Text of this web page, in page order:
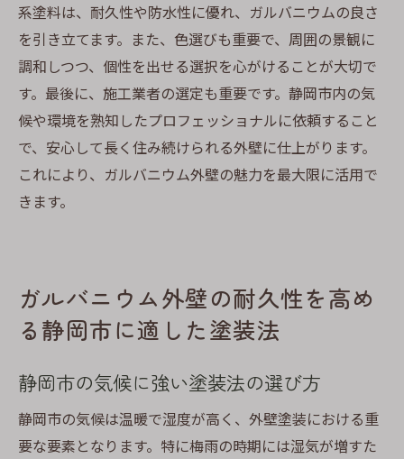
ガルバニウム外壁の塗装で住まいをより魅力的
にする方法
静岡市での外壁塗装で住まいを一新するア
イデア
ガルバニウムで作る美しい外観の実現方法
デザイン性を高めるガルバニウムの活用法
ガルバニウムと他素材の組み合わせで住ま
いを魅力的に
系塗料は、耐久性や防水性に優れ、ガルバニウムの良さ
を引き立てます。また、色選びも重要で、周囲の景観に
調和しつつ、個性を出せる選択を心がけることが大切で
す。最後に、施工業者の選定も重要です。静岡市内の気
候や環境を熟知したプロフェッショナルに依頼すること
で、安心して長く住み続けられる外壁に仕上がります。
これにより、ガルバニウム外壁の魅力を最大限に活用で
きます。
ガルバニウム外壁の耐久性を高め
る静岡市に適した塗装法
静岡市の気候に強い塗装法の選び方
静岡市の気候は温暖で湿度が高く、外壁塗装における重
要な要素となります。特に梅雨の時期には湿気が増すた